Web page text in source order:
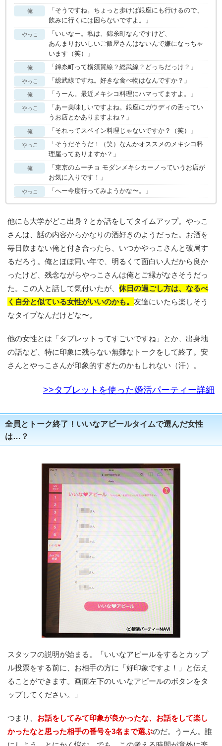
俺
「そうですね。ちょっと歩けば銀座にも行けるので、
飲みに行くには困らないですよ。」
やっこ
「いいなー。私は、錦糸町なんですけど、
あんまりおいしいご飯屋さんはないんで嫌になっちゃ
います（笑）」
俺 「錦糸町って横須賀線？総武線？どっちだっけ？」
やっこ 「総武線ですね。好きな食べ物はなんですか？」
俺 「うーん。最近メキシコ料理にハマってますよ。」
やっこ
「あー美味しいですよね。銀座にガウディの舌ってい
うお店とかありますよね？」
俺 「それってスペイン料理じゃないですか？（笑）」
やっこ
「そうだそうだ！（笑）なんかオススメのメキシコ料
理屋ってありますか？」
俺
「東京のムーチョ モダンメキシカーノっていうお店が
お気に入りです！」
やっこ 「へー今度行ってみようかな〜。」
他にも大学がどこ出身？とか話をしてタイムアップ。やっこ
さんは、話の内容からかなりの酒好きのようだった。お酒を
毎日飲まない俺と付き合ったら、いつかやっこさんと破局す
るだろう。俺とほぼ同い年で、明るくて面白い人だから良か
ったけど、残念ながらやっこさんは俺とご縁がなさそうだっ
た。この人と話して気付いたが、 休日の過ごし方は、なるべ
く自分と似ている女性がいいのかも。 友達にいたら楽しそう
なタイプなんだけどな〜。
他の女性とは「タブレットってすごいですね」とか、出身地
の話など、特に印象に残らない無難なトークをして終了。安
さんとやっこさんが印象的すぎたのかもしれない（汗）。
>>タブレットを使った婚活パーティー詳細
全員とトーク終了！いいなアピールタイムで選んだ女性
は…？
スタッフの説明が始まる。「いいなアピールをするとカップ
ル投票をする前に、お相手の方に「好印象ですよ！」と伝え
ることができます。画面左下のいいなアピールのボタンをタ
ップしてください。」
つまり、 お話をしてみて印象が良かったな、お話をして楽し
かったなと思った相手の番号を3名まで選ぶのだ。うーん。誰